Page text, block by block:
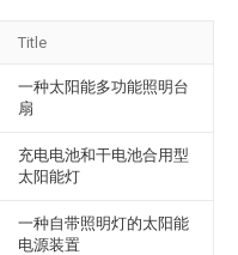
Title
一种太阳能多功能照明台
扇
充电电池和干电池合用型
太阳能灯
一种自带照明灯的太阳能
电源装置